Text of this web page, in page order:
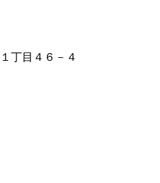
丁目４６－４